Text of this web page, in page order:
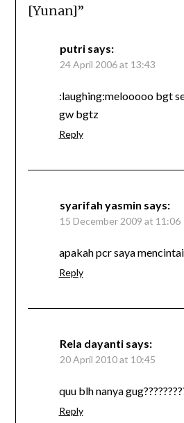
[Yunan]”
putri says:
24 April 2006 at 13:43
:laughing:melooooo bgt
gw bgtz
Reply
syarifah yasmin says:
15 December 2009 at 11:06
apakah pcr saya
Reply
Rela dayanti says:
20 April 2010 at 10:45
quu blh nanya
Reply